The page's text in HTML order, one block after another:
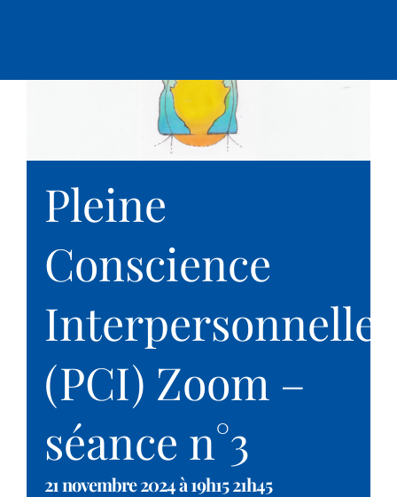
Pleine
Conscience
Interpersonnelle
(PCI) Zoom –
séance n°3
21 novembre 2024 à 19h1521h45